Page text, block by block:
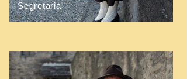
Segretaria